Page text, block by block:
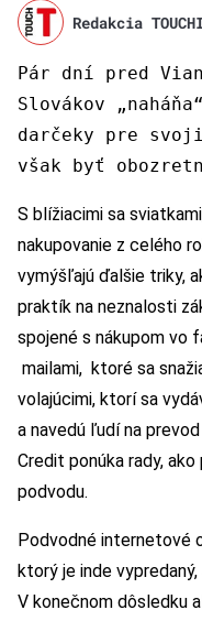
Redakcia
Pár dní pred
Slovákov
darčeky pre
však byť
S blížiacimi sa
nakupovanie z celého
vymýšľajú ďalšie triky,
praktík na neznalosti
spojené s nákupom vo
mailami, ktoré sa
volajúcimi, ktorí sa
a navedú ľudí na
Credit ponúka rady,
podvodu.
Podvodné internetové
ktorý je inde
V konečnom dôsledku